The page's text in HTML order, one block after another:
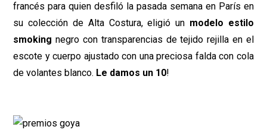
francés para quien desfiló la pasada semana en París en
su colección de Alta Costura, eligió un modelo estilo
smoking negro con transparencias de tejido rejilla en el
escote y cuerpo ajustado con una preciosa falda con cola
de volantes blanco. Le damos un 10!